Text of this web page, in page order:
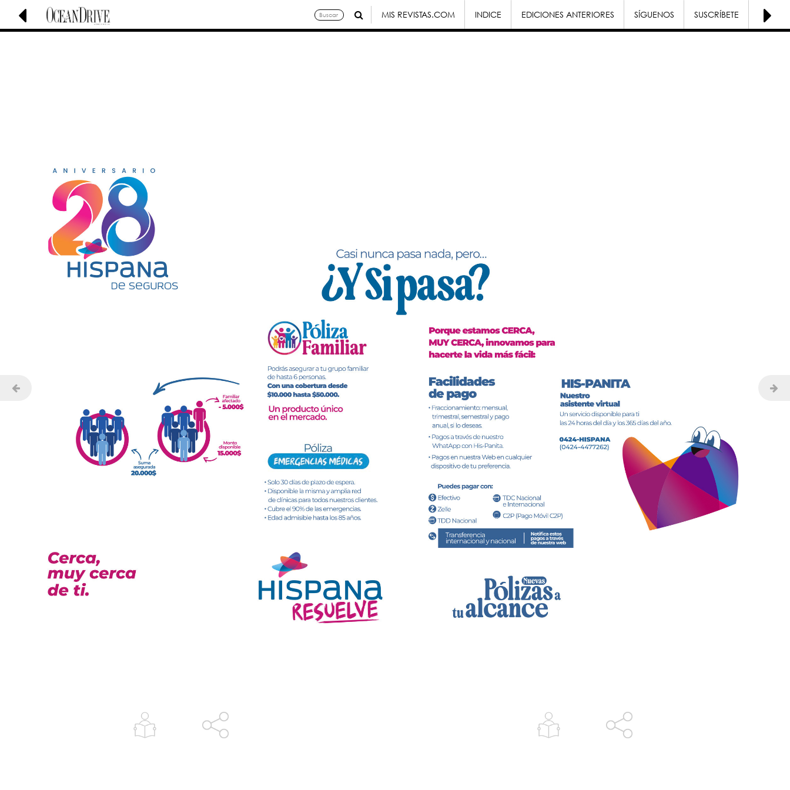
MIS REVISTAS.COM INDICE EDICIONES ANTERIORES SÍGUENOS SUSCRÍBETE